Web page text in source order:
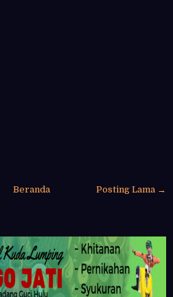
Posting Lama →
Beranda